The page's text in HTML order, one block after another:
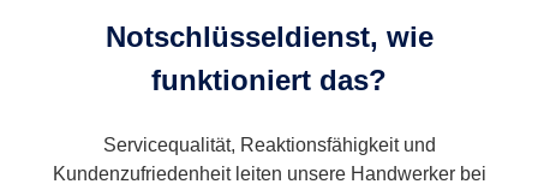
Notschlüsseldienst, wie
funktioniert das?
Servicequalität, Reaktionsfähigkeit und
Kundenzufriedenheit leiten unsere Handwerker bei